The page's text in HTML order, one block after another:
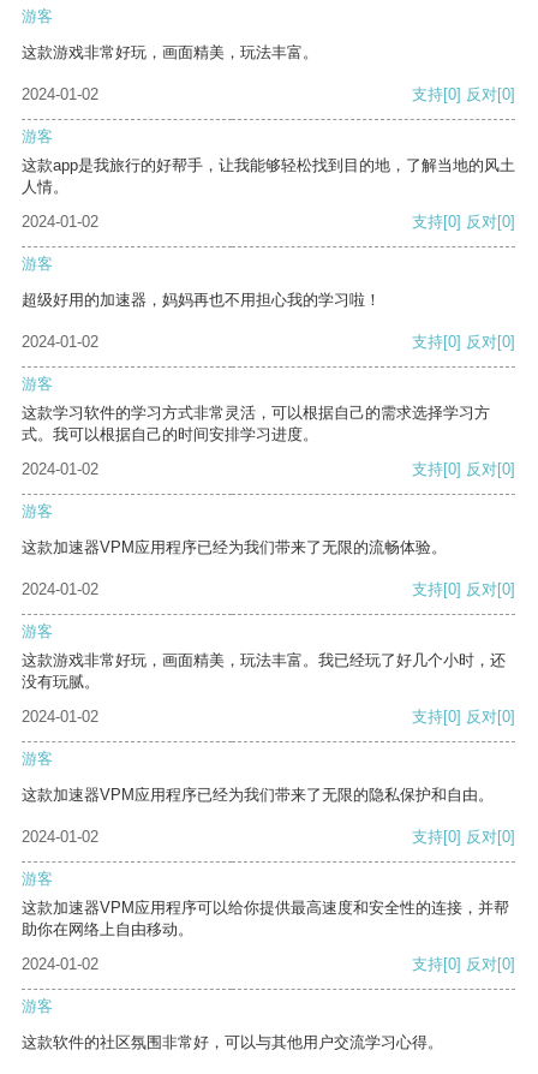
游客
这款游戏非常好玩，画面精美，玩法丰富。
2024-01-02 支持[0] 反对[0]
游客
这款app是我旅行的好帮手，让我能够轻松找到目的地，了解当地的风土
人情。
2024-01-02
支持[0] 反对[0]
游客
超级好用的加速器，妈妈再也不用担心我的学习啦！
2024-01-02 支持[0] 反对[0]
游客
这款学习软件的学习方式非常灵活，可以根据自己的需求选择学习方
式。我可以根据自己的时间安排学习进度。
2024-01-02
支持[0] 反对[0]
游客
这款加速器VPM应用程序已经为我们带来了无限的流畅体验。
2024-01-02 支持[0] 反对[0]
游客
这款游戏非常好玩，画面精美，玩法丰富。我已经玩了好几个小时，还
没有玩腻。
2024-01-02
支持[0] 反对[0]
游客
这款加速器VPM应用程序已经为我们带来了无限的隐私保护和自由。
2024-01-02 支持[0] 反对[0]
游客
这款加速器VPM应用程序可以给你提供最高速度和安全性的连接，并帮
助你在网络上自由移动。
2024-01-02
支持[0] 反对[0]
游客
这款软件的社区氛围非常好，可以与其他用户交流学习心得。